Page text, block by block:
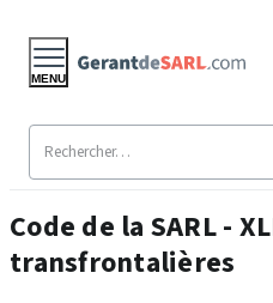
MENU
Code de la SARL -
transfrontalières